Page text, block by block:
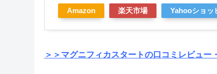
Amazon 楽天市場 Yahooショッ
＞＞マグニフィカスタートの口コミレビュー